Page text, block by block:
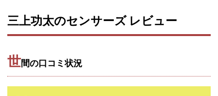
三上功太のセンサーズ レビュー
世間の口コミ状況
井上瑞希
井上裕貴 井口晃
今 努
伊東みさき
伊東弘人
伊藤 弘人